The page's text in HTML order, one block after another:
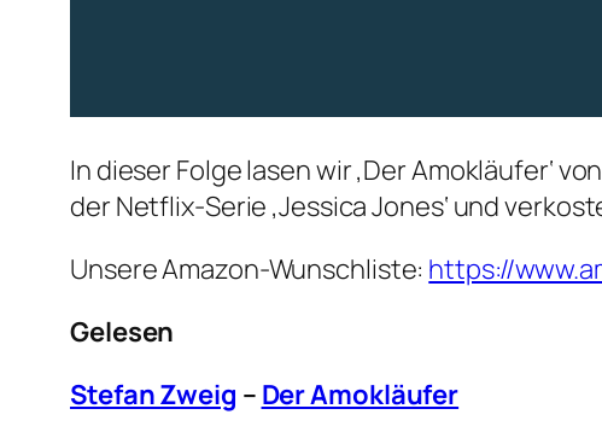
In dieser Folge lasen wir ‚Der Amokläufer‘
der Netflix-Serie ‚Jessica Jones‘ und
Unsere Amazon-Wunschliste: https://
Gelesen
Stefan Zweig – Der Amokläufer